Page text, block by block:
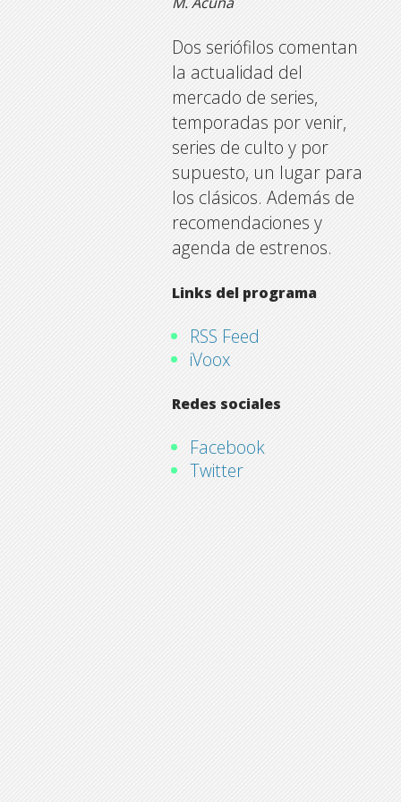
Dos seriófilos comentan
la actualidad del
mercado de series,
temporadas por venir,
series de culto y por
supuesto, un lugar para
los clásicos. Además de
recomendaciones y
agenda de estrenos.
Links del programa
RSS Feed
iVoox
Redes sociales
Facebook
Twitter